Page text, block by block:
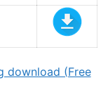
download (Free